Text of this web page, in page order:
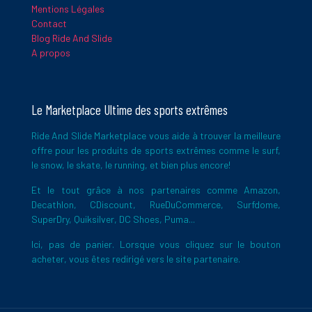
Ce site utilise Akismet pour réduire les indésirables.
plus sur la façon dont les données de vos commentaires sont
traitées
Mentions Légales
Contact
Blog Ride And Slide
A propos
Le Marketplace Ultime des sports extrêmes
Ride And Slide Marketplace vous aide à trouver la meilleure
offre pour les produits de sports extrêmes comme le surf,
le snow, le skate, le running, et bien plus encore!
Et le tout grâce à nos partenaires comme Amazon,
Decathlon, CDiscount, RueDuCommerce, Surfdome,
SuperDry, Quiksilver, DC Shoes, Puma...
Ici, pas de panier. Lorsque vous cliquez sur le bouton
acheter, vous êtes redirigé vers le site partenaire.